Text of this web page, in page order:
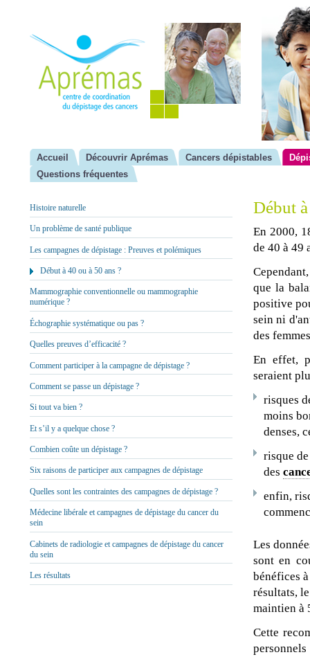
Accueil Découvrir Aprémas Cancers dépistables
Questions fréquentes
Histoire naturelle
Un problème de santé publique
Les campagnes de dépistage : Preuves et polémiques
Début à 40 ou à 50 ans ?
Mammographie conventionnelle ou mammographie
numérique ?
Échographie systématique ou pas ?
Quelles preuves d’efficacité ?
Comment participer à la campagne de dépistage ?
Comment se passe un dépistage ?
Si tout va bien ?
Et s’il y a quelque chose ?
Combien coûte un dépistage ?
Six raisons de participer aux campagnes de dépistage
Quelles sont les contraintes des campagnes de dépistage ?
Médecine libérale et campagnes de dépistage du cancer du
sein
Cabinets de radiologie et campagnes de dépistage du cancer
du sein
Les résultats
Début
En 2000,
de 40 à 49
que la
positive
sein ni
des
En effet,
seraient
risques
moins
denses,
risque
des
enfin,
Les
sont en
bénéfices
résultats,
maintien à
Cette